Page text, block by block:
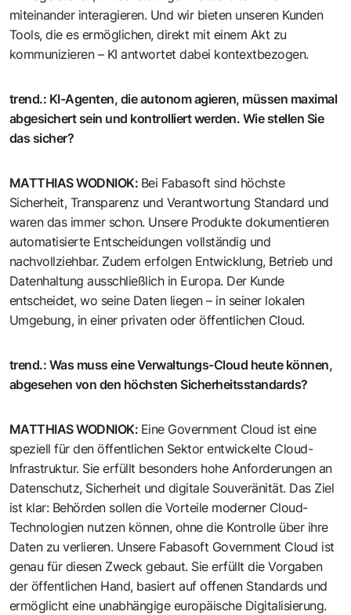
miteinander interagieren. Und wir bieten unseren Kunden
Tools, die es ermöglichen, direkt mit einem Akt zu
kommunizieren – KI antwortet dabei kontextbezogen.
trend.: KI-Agenten, die autonom agieren, müssen maximal
abgesichert sein und kontrolliert werden. Wie stellen Sie
das sicher?
MATTHIAS WODNIOK: Bei Fabasoft sind höchste
Sicherheit, Transparenz und Verantwortung Standard und
waren das immer schon. Unsere Produkte dokumentieren
automatisierte Entscheidungen vollständig und
nachvollziehbar. Zudem erfolgen Entwicklung, Betrieb und
Datenhaltung ausschließlich in Europa. Der Kunde
entscheidet, wo seine Daten liegen – in seiner lokalen
Umgebung, in einer privaten oder öffentlichen Cloud.
trend.: Was muss eine Verwaltungs-Cloud heute können,
abgesehen von den höchsten Sicherheitsstandards?
MATTHIAS WODNIOK: Eine Government Cloud ist eine
speziell für den öffentlichen Sektor entwickelte Cloud-
Infrastruktur. Sie erfüllt besonders hohe Anforderungen an
Datenschutz, Sicherheit und digitale Souveränität. Das Ziel
ist klar: Behörden sollen die Vorteile moderner Cloud-
Technologien nutzen können, ohne die Kontrolle über ihre
Daten zu verlieren. Unsere Fabasoft Government Cloud ist
genau für diesen Zweck gebaut. Sie erfüllt die Vorgaben
der öffentlichen Hand, basiert auf offenen Standards und
ermöglicht eine unabhängige europäische Digitalisierung.